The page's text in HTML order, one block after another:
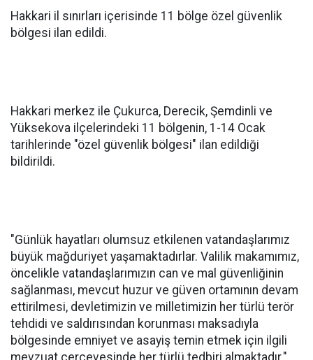
Hakkari il sınırları içerisinde 11 bölge özel güvenlik
bölgesi ilan edildi.
Hakkari merkez ile Çukurca, Derecik, Şemdinli ve
Yüksekova ilçelerindeki 11 bölgenin, 1-14 Ocak
tarihlerinde "özel güvenlik bölgesi" ilan edildiği
bildirildi.
"Günlük hayatları olumsuz etkilenen vatandaşlarımız
büyük mağduriyet yaşamaktadırlar. Valilik makamımız,
öncelikle vatandaşlarımızın can ve mal güvenliğinin
sağlanması, mevcut huzur ve güven ortamının devam
ettirilmesi, devletimizin ve milletimizin her türlü terör
tehdidi ve saldırısından korunması maksadıyla
bölgesinde emniyet ve asayiş temin etmek için ilgili
mevzuat çerçevesinde her türlü tedbiri almaktadır."